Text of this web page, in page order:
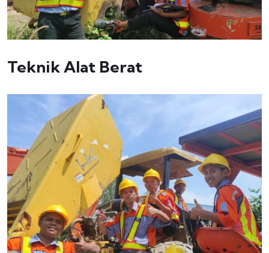
Teknik Alat Berat